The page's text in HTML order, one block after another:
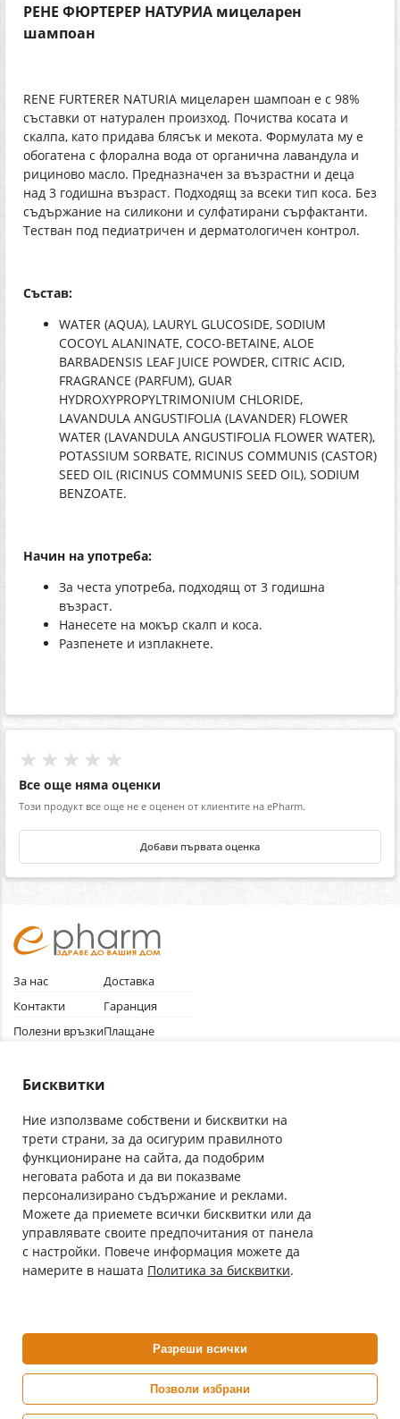
РЕНЕ ФЮРТЕРЕР НАТУРИА мицеларен
шампоан
RENE FURTERER NATURIA мицеларен шампоан e с 98%
съставки от натурален произход. Почиства косата и
скалпа, като придава блясък и мекота. Формулата му е
обогатена с флорална вода от органична лавандула и
рициново масло. Предназначен за възрастни и деца
над 3 годишна възраст. Подходящ за всеки тип коса. Без
съдържание на силикони и сулфатирани сърфактанти.
Тестван под педиатричен и дерматологичен контрол.
Състав:
WATER (AQUA), LAURYL GLUCOSIDE, SODIUM
COCOYL ALANINATE, COCO-BETAINE, ALOE
BARBADENSIS LEAF JUICE POWDER, CITRIC ACID,
FRAGRANCE (PARFUM), GUAR
HYDROXYPROPYLTRIMONIUM CHLORIDE,
LAVANDULA ANGUSTIFOLIA (LAVANDER) FLOWER
WATER (LAVANDULA ANGUSTIFOLIA FLOWER WATER),
POTASSIUM SORBATE, RICINUS COMMUNIS (CASTOR)
SEED OIL (RICINUS COMMUNIS SEED OIL), SODIUM
BENZOATE.
Начин на употреба:
За честа употреба, подходящ от 3 годишна
възраст.
Нанесете на мокър скалп и коса.
Разпенете и изплакнете.
★★★★★
Все още няма оценки
Този продукт все още не е оценен от клиентите на ePharm.
Добави първата оценка
За нас
Контакти
Полезни връзки
Общи условия
Доставка
Гаранция
Плащане
Абонирай се за нашия бюлетин
С абонамента се съгласявам сПолитиката за лични данни.
Онлайн аптека, част от аптеки „Ванчева“
ePharm е лицензирана онлайн аптека от
Изпълнителна Агенция по Лекарствата
Бисквитки
Ние използваме собствени и бисквитки на
трети страни, за да осигурим правилното
функциониране на сайта, да подобрим
неговата работа и да ви показваме
персонализирано съдържание и реклами.
Можете да приемете всички бисквитки или да
управлявате своите предпочитания от панела
с настройки. Повече информация можете да
намерите в нашата Политика за бисквитки.
Разреши всички
Позволи избрани